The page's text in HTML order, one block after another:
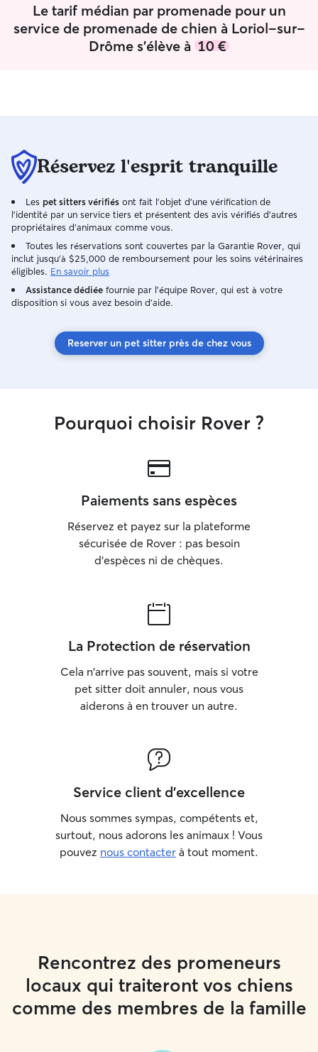
permettant de
champ de
Le tarif médian par promenade pour un
service de promenade de chien à Loriol-sur-
Drôme s'élève à 10 €
Réservez l'esprit tranquille
Les pet sitters vérifiés ont fait l'objet d'une vérification de
l'identité par un service tiers et présentent des avis vérifiés d'autres
propriétaires d'animaux comme vous.
Toutes les réservations sont couvertes par la Garantie Rover, qui
inclut jusqu'à $25,000 de remboursement pour les soins vétérinaires
éligibles. En savoir plus
Assistance dédiée fournie par l'équipe Rover, qui est à votre
disposition si vous avez besoin d'aide.
Reserver un pet sitter près de chez vous
Pourquoi choisir Rover ?
Paiements sans espèces
Réservez et payez sur la plateforme
sécurisée de Rover : pas besoin
d'espèces ni de chèques.
La Protection de réservation
Cela n'arrive pas souvent, mais si votre
pet sitter doit annuler, nous vous
aiderons à en trouver un autre.
Service client d'excellence
Nous sommes sympas, compétents et,
surtout, nous adorons les animaux ! Vous
pouvez nous contacter à tout moment.
Rencontrez des promeneurs
locaux qui traiteront vos chiens
comme des membres de la famille